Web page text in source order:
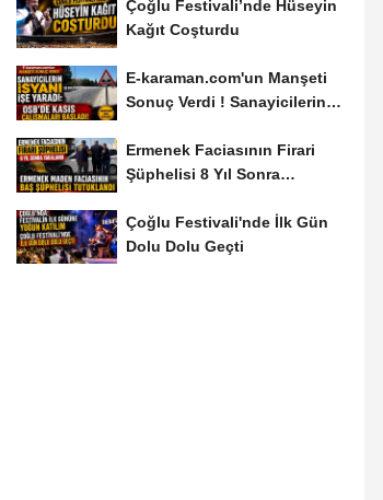
Çoğlu Festivali’nde Hüseyin
Kağıt Coşturdu
E-karaman.com'un Manşeti
Sonuç Verdi ! Sanayicilerin
Ermenek Faciasının Firari
Şüphelisi 8 Yıl Sonra
Çoğlu Festivali'nde İlk Gün
Dolu Dolu Geçti